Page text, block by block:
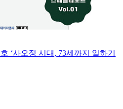
‘사오정 시대, 73세까지 일하기